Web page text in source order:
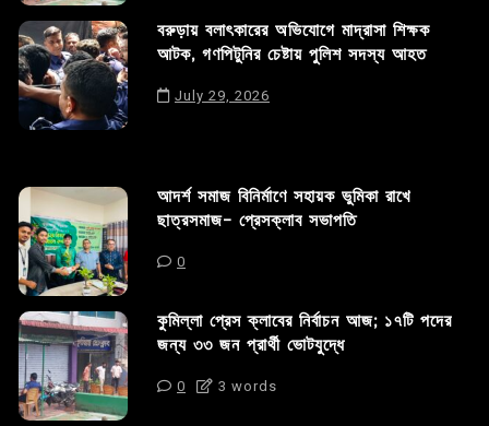
বরুড়ায় বলাৎকারের অভিযোগে মাদ্রাসা শিক্ষক
আটক, গণপিটুনির চেষ্টায় পুলিশ সদস্য আহত
July 29, 2026
আদর্শ সমাজ বিনির্মাণে সহায়ক ভুমিকা রাখে
ছাত্রসমাজ- প্রেসক্লাব সভাপতি
0
কুমিল্লা প্রেস ক্লাবের নির্বাচন আজ; ১৭টি পদের
জন্য ৩৩ জন প্রার্থী ভোটযুদ্ধে
0 3 words